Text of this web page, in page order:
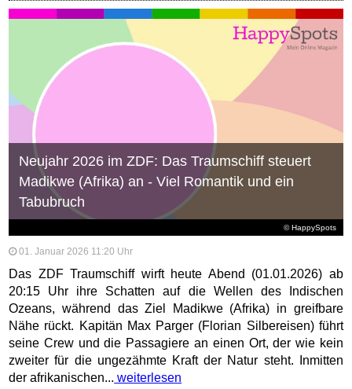
© HappySpots
Neujahr 2026 im ZDF: Das Traumschiff steuert
Madikwe (Afrika) an - Viel Romantik und ein
Tabubruch
01. Januar 2026 11:20 Uhr
Das ZDF Traumschiff wirft heute Abend (01.01.2026) ab
20:15 Uhr ihre Schatten auf die Wellen des Indischen
Ozeans, während das Ziel Madikwe (Afrika) in greifbare
Nähe rückt. Kapitän Max Parger (Florian Silbereisen) führt
seine Crew und die Passagiere an einen Ort, der wie kein
zweiter für die ungezähmte Kraft der Natur steht. Inmitten
der afrikanischen... weiterlesen